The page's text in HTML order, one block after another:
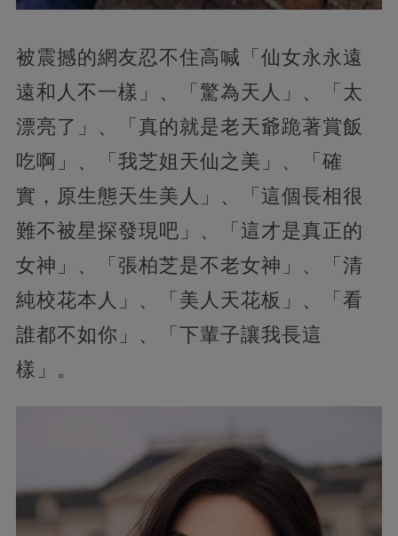
被震撼的網友忍不住高喊「仙女永永遠
遠和人不一樣」、「驚為天人」、「太
漂亮了」、「真的就是老天爺跪著賞飯
吃啊」、「我芝姐天仙之美」、「確
實，原生態天生美人」、「這個長相很
難不被星探發現吧」、「這才是真正的
女神」、「張柏芝是不老女神」、「清
純校花本人」、「美人天花板」、「看
誰都不如你」、「下輩子讓我長這
樣」。